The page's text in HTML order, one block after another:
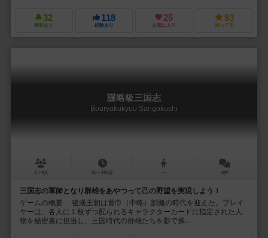
32
興味あり
118
経験あり
25
お気に入り
93
持ってる
謀略級三国志
Bouryakukyuu Sangokushi
4～9人 60～180分 ー 0件
三国志の軍師となり群雄をあやつって己の野望を実現しよう！
ゲームの概要 後漢王朝は黄巾（中略）割拠の時代を迎えた。プレイ
ヤーは、各人に１枚ずつ配られるキャラクターカードに指定された人
物を秘密裏に担当し、三国時代の群雄たちを影で操...